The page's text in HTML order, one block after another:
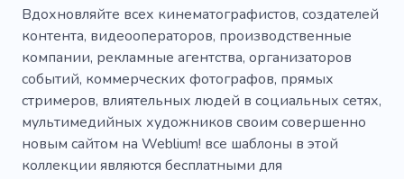
Оборудование
Стрельба
Стилист
Лукбук
Реклама
Сотрудничество
Унижение
Татуировка
Одежда
Instagram
Одежда
Красота
Индивидуальный пошив
Вдохновляйте всех кинематографистов, создателей
контента, видеооператоров, производственные
компании, рекламные агентства, организаторов
событий, коммерческих фотографов, прямых
стримеров, влиятельных людей в социальных сетях,
мультимедийных художников своим совершенно
новым сайтом на Weblium! все шаблоны в этой
коллекции являются бесплатными для